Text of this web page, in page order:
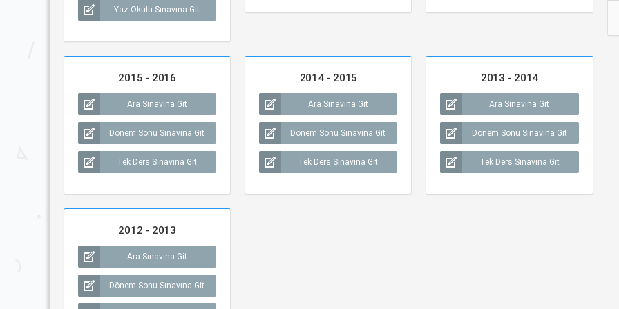
Yaz Okulu Sınavına Git
2015 - 2016
Ara Sınavına Git
Dönem Sonu Sınavına Git
Tek Ders Sınavına Git
2014 - 2015
Ara Sınavına Git
Dönem Sonu Sınavına Git
Tek Ders Sınavına Git
2013 - 2014
Ara Sınavına Git
Dönem Sonu Sınavına Git
Tek Ders Sınavına Git
2012 - 2013
Ara Sınavına Git
Dönem Sonu Sınavına Git